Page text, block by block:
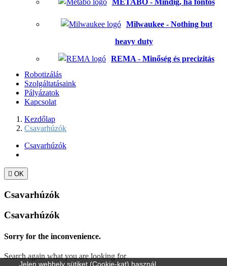
METABO - Mindig, ha fontos
Milwaukee - Nothing but
heavy duty
REMA - Minőség és precizitás
Robotizálás
Szolgáltatásaink
Pályázatok
Kapcsolat
Kezdőlap
Csavarhúzók
Csavarhúzók
 OK
Csavarhúzók
Csavarhúzók
Sorry for the inconvenience.
Search again what you are looking for
Jelen webhely sütiket (Cookie-kat) használ